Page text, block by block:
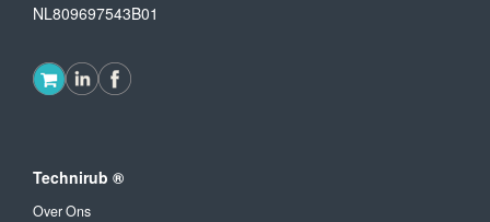
NL809697543B01
Technirub ®
Over Ons